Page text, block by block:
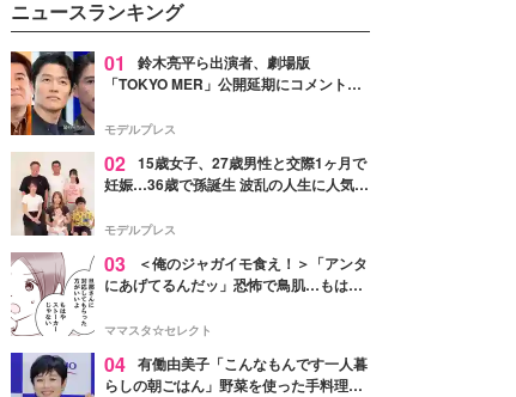
して、“髪そのものの美しさ”に改
めて注目する人が増えている様
子。今回は、そんな憧れの艶やか
な髪を日常で叶える、美容好きの
ます。
ニュースランキング
01
鈴木亮平ら出演者、劇場版
「TOKYO MER」公開延期にコメント
最大の敬意とエールを」
モデルプレス
02 15歳女子、27歳男性と交際1ヶ月で
妊娠…36歳で孫誕生 波乱の人生に人気タ
よ！」
モデルプレス
03
＜俺のジャガイモ食え！＞「アンタ
にあげてるんだッ」恐怖で鳥肌…もはや
ママスタ☆セレクト
04 有働由美子「こんなもんです一人暮
らしの朝ごはん」野菜を使った手料理公